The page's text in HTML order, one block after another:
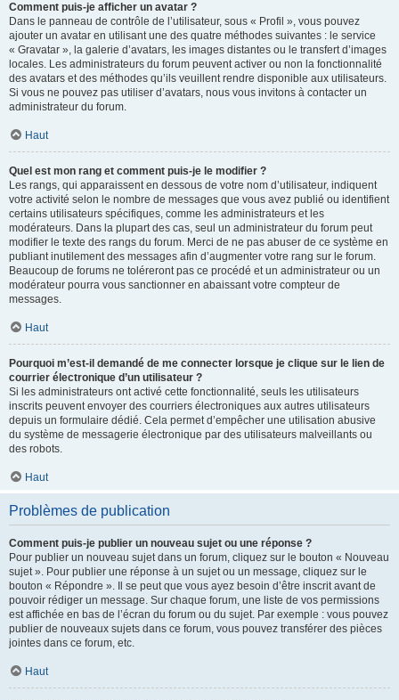
Comment puis-je afficher un avatar ?
Dans le panneau de contrôle de l’utilisateur, sous « Profil », vous pouvez
ajouter un avatar en utilisant une des quatre méthodes suivantes : le service
« Gravatar », la galerie d’avatars, les images distantes ou le transfert d’images
locales. Les administrateurs du forum peuvent activer ou non la fonctionnalité
des avatars et des méthodes qu’ils veuillent rendre disponible aux utilisateurs.
Si vous ne pouvez pas utiliser d’avatars, nous vous invitons à contacter un
administrateur du forum.
Haut
Quel est mon rang et comment puis-je le modifier ?
Les rangs, qui apparaissent en dessous de votre nom d’utilisateur, indiquent
votre activité selon le nombre de messages que vous avez publié ou identifient
certains utilisateurs spécifiques, comme les administrateurs et les
modérateurs. Dans la plupart des cas, seul un administrateur du forum peut
modifier le texte des rangs du forum. Merci de ne pas abuser de ce système en
publiant inutilement des messages afin d’augmenter votre rang sur le forum.
Beaucoup de forums ne toléreront pas ce procédé et un administrateur ou un
modérateur pourra vous sanctionner en abaissant votre compteur de
messages.
Haut
Pourquoi m’est-il demandé de me connecter lorsque je clique sur le lien de
courrier électronique d’un utilisateur ?
Si les administrateurs ont activé cette fonctionnalité, seuls les utilisateurs
inscrits peuvent envoyer des courriers électroniques aux autres utilisateurs
depuis un formulaire dédié. Cela permet d’empêcher une utilisation abusive
du système de messagerie électronique par des utilisateurs malveillants ou
des robots.
Haut
Problèmes de publication
Comment puis-je publier un nouveau sujet ou une réponse ?
Pour publier un nouveau sujet dans un forum, cliquez sur le bouton « Nouveau
sujet ». Pour publier une réponse à un sujet ou un message, cliquez sur le
bouton « Répondre ». Il se peut que vous ayez besoin d’être inscrit avant de
pouvoir rédiger un message. Sur chaque forum, une liste de vos permissions
est affichée en bas de l’écran du forum ou du sujet. Par exemple : vous pouvez
publier de nouveaux sujets dans ce forum, vous pouvez transférer des pièces
jointes dans ce forum, etc.
Haut